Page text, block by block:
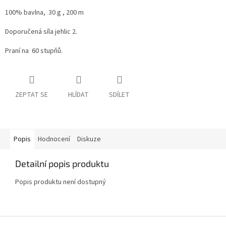
100% bavlna, 30 g , 200 m
Doporučená síla jehlic 2.
Praní na 60 stupňů.
ZEPTAT SE HLÍDAT SDÍLET
Popis Hodnocení Diskuze
Detailní popis produktu
Popis produktu není dostupný